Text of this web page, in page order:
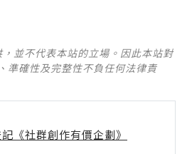
並不代表本站的立場。因此本站對
準確性及完整性不負任何法律責
《社群創作有價企劃》